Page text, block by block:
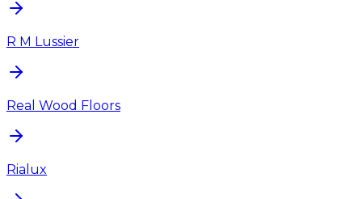
R M Lussier
Real Wood Floors
Rialux